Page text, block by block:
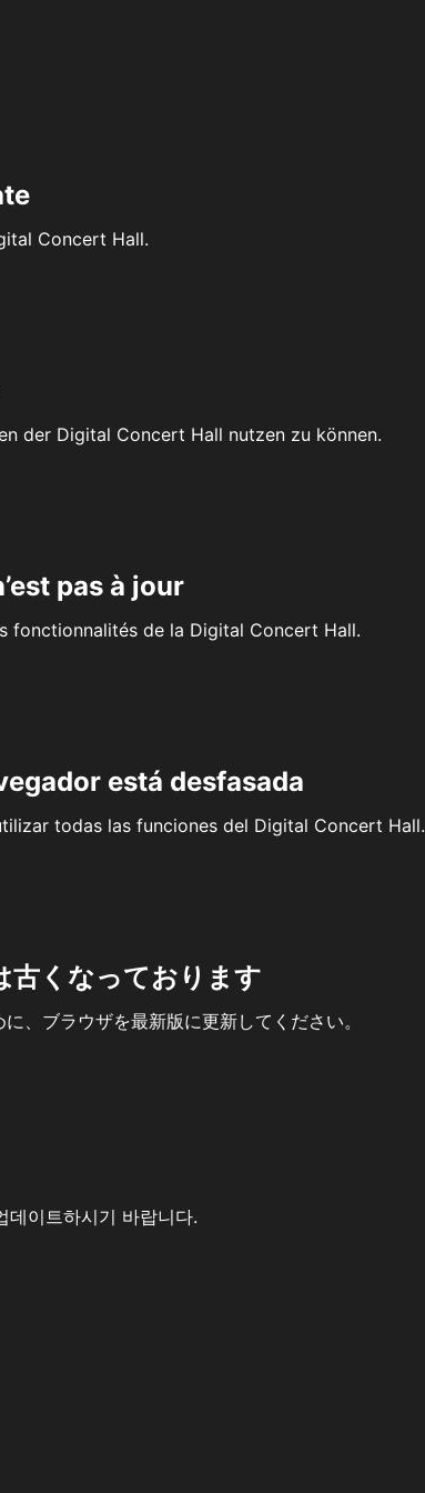
Concert Hall.
der Digital Concert Hall nutzen zu können.
pas à jour
fonctionnalités de la Digital Concert Hall.
está desfasada
todas las funciones del Digital Concert Hall.
古くなっております
、ブラウザを最新版に更新してください。
데이트하시기 바랍니다.